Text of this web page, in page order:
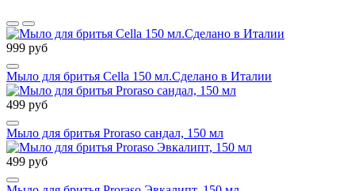
999 руб
Мыло для бритья Cella 150 мл.Сделано в Италии
499 руб
Мыло для бритья Proraso сандал, 150 мл
499 руб